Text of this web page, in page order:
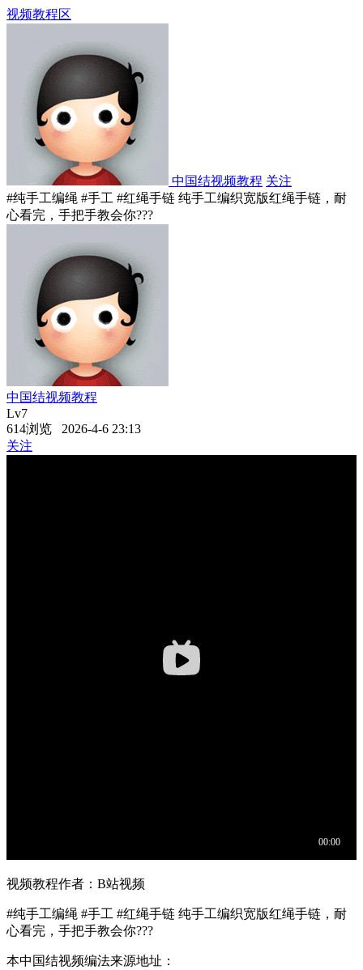
视频教程区
中国结视频教程 关注
#纯手工编绳 #手工 #红绳手链 纯手工编织宽版红绳手链，耐
心看完，手把手教会你???
中国结视频教程
Lv7
614浏览 2026-4-6 23:13
关注
视频教程作者：B站视频
#纯手工编绳 #手工 #红绳手链 纯手工编织宽版红绳手链，耐
心看完，手把手教会你???
本中国结视频编法来源地址：